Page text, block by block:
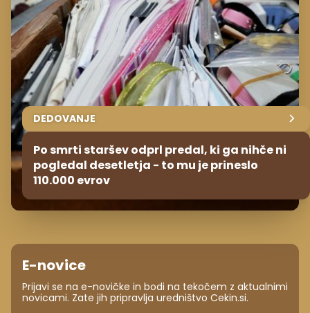
DEDOVANJE
Po smrti staršev odprl predal, ki ga nihče ni
pogledal desetletja - to mu je prineslo
110.000 evrov
E-novice
Prijavi se na e-novičke in bodi na tekočem z aktualnimi
novicami. Zate jih pripravlja uredništvo Cekin.si.